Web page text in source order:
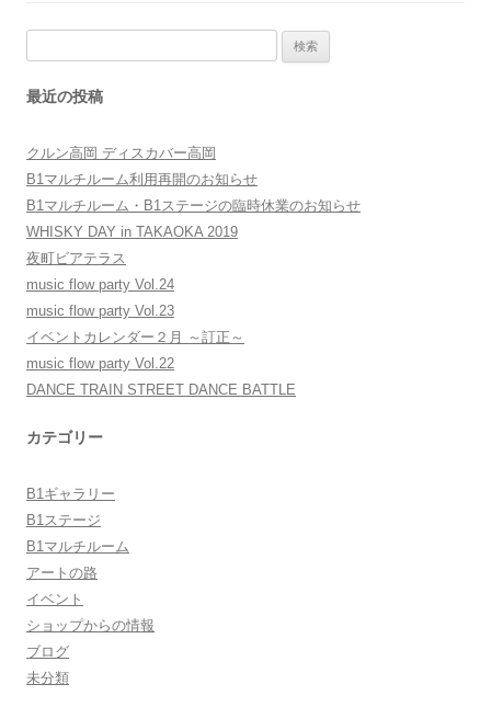
最近の投稿
クルン高岡 ディスカバー高岡
B1マルチルーム利用再開のお知らせ
B1マルチルーム・B1ステージの臨時休業のお知らせ
WHISKY DAY in TAKAOKA 2019
夜町ビアテラス
music flow party Vol.24
music flow party Vol.23
イベントカレンダー２月 ～訂正～
music flow party Vol.22
DANCE TRAIN STREET DANCE BATTLE
カテゴリー
B1ギャラリー
B1ステージ
B1マルチルーム
アートの路
イベント
ショップからの情報
ブログ
未分類